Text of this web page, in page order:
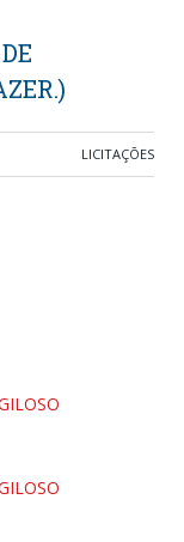
LICITAÇÕES